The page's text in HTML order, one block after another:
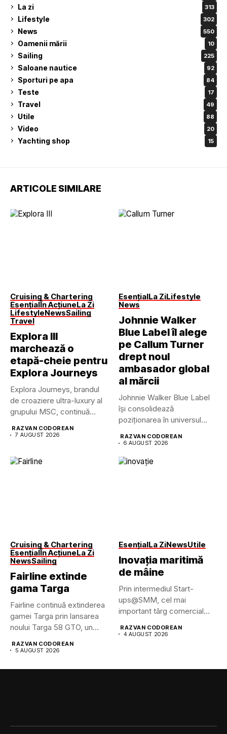
La zi 313
Lifestyle 302
News 550
Oamenii mării 10
Sailing 225
Saloane nautice 92
Sporturi pe apa 84
Teste 17
Travel 49
Utile 88
Video 20
Yachting shop 15
ARTICOLE SIMILARE
Cruising & Chartering
EsențialÎn AcțiuneLa Zi
LifestyleNewsSailing
Travel
Explora III
marchează o
etapă-cheie pentru
Explora Journeys
Explora Journeys, brandul
de croaziere ultra-luxury al
grupului MSC, continuă
RAZVAN CODOREAN
7 AUGUST 2026
EsențialLa ZiLifestyle
News
Johnnie Walker
Blue Label îl alege
pe Callum Turner
drept noul
ambasador global
al mărcii
Johnnie Walker Blue Label
își consolidează
poziționarea în universul
RAZVAN CODOREAN
6 AUGUST 2026
Cruising & Chartering
EsențialÎn AcțiuneLa Zi
NewsSailing
Fairline extinde
gama Targa
Fairline continuă extinderea
gamei Targa prin lansarea
noului Targa 58 GTO, un...
RAZVAN CODOREAN
5 AUGUST 2026
EsențialLa ZiNewsUtile
Inovația maritimă
de mâine
Prin intermediul Start-
ups@SMM, cel mai
important târg comercial
RAZVAN CODOREAN
4 AUGUST 2026